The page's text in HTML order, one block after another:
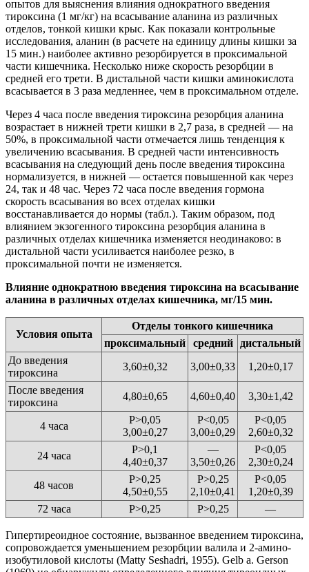
опытов для выяснения влияния однократного введения
тироксина (1 мг/кг) на всасывание аланина из различных
отделов, тонкой кишки крыс. Как показали контрольные
исследования, аланин (в расчете на единицу длины кишки за
15 мин.) наиболее активно резорбируется в проксимальной
части кишечника. Несколько ниже скорость резорбции в
средней его трети. В дистальной части кишки аминокислота
всасывается в 3 раза медленнее, чем в проксимальном отделе.
Через 4 часа после введения тироксина резорбция аланина
возрастает в нижней трети кишки в 2,7 раза, в средней — на
50%, в проксимальной части отмечается лишь тенденция к
увеличению всасывания. В средней части интенсивность
всасывания на следующий день после введения тироксина
нормализуется, в нижней — остается повышенной как через
24, так и 48 час. Через 72 часа после введения гормона
скорость всасывания во всех отделах кишки
восстанавливается до нормы (табл.). Таким образом, под
влиянием экзогенного тироксина резорбция аланина в
различных отделах кишечника изменяется неодинаково: в
дистальной части усиливается наиболее резко, в
проксимальной почти не изменяется.
Влияние однократною введения тироксина на всасывание
аланина в различных отделах кишечника, мг/15 мин.
Условия опыта
Отделы тонкого кишечника
проксимальный
средний
дистальный
До введения
тироксина
3,60±0,32 3,00±0,33
1,20±0,17
После введения
тироксина
4,80±0,65 4,60±0,40 3,30±1,42
4 часа
P>0,05
3,00±0,27
P<0,05
3,00±0,29
P<0,05
2,60±0,32
24 часа
P>0,1
4,40±0,37
—
3,50±0,26
P<0,05
2,30±0,24
48 часов
P>0,25
4,50±0,55
P>0,25
2,10±0,41
P<0,05
1,20±0,39
72 часа
P>0,25 P>0,25 —
Гипертиреоидное состояние, вызванное введением тироксина,
сопровождается уменьшением резорбции валила и 2-амино-
изобутиловой кислоты (Matty Seshadri, 1955). Gelb a. Gerson